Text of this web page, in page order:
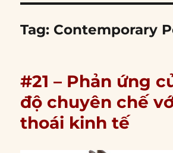
Tag: Contemporary
#21 – Phản ứng
độ chuyên chế
thoái kinh tế